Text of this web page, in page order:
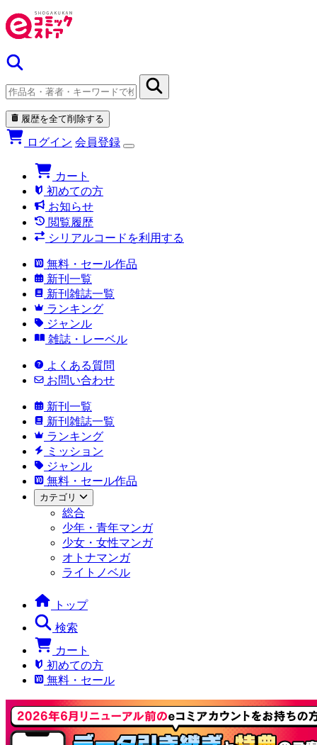
履歴を全て削除する
ログイン 会員登録
カート
初めての方
お知らせ
閲覧履歴
シリアルコードを利用する
無料・セール作品
新刊一覧
新刊雑誌一覧
ランキング
ジャンル
雑誌・レーベル
よくある質問
お問い合わせ
新刊一覧
新刊雑誌一覧
ランキング
ミッション
ジャンル
無料・セール作品
カテゴリ
総合
少年・青年マンガ
少女・女性マンガ
オトナマンガ
ライトノベル
トップ
検索
カート
初めての方
無料・セール